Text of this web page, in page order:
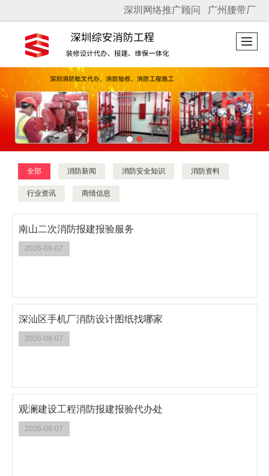
很遗憾，因您的浏览器版本过低导致无法获得最佳浏览体验，推荐下载安装谷歌浏览器！
深圳网络推广顾问 广州腰带厂
全部 消防新闻 消防安全知识 消防资料
行业资讯 商情信息
南山二次消防报建报验服务
2026-08-07
深汕区手机厂消防设计图纸找哪家
2026-08-07
观澜建设工程消防报建报验代办处
2026-08-07